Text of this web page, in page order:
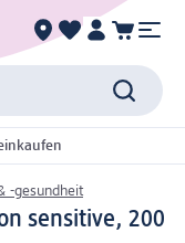
-gesundheit
sensitive, 200